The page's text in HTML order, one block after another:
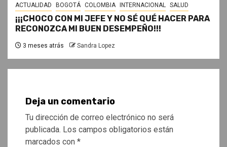
ACTUALIDAD BOGOTÁ COLOMBIA INTERNACIONAL SALUD
¡¡¡CHOCO CON MI JEFE Y NO SÉ QUÉ HACER PARA
RECONOZCA MI BUEN DESEMPEÑO!!!
3 meses atrás Sandra Lopez
Deja un comentario
Tu dirección de correo electrónico no será
publicada. Los campos obligatorios están
marcados con *